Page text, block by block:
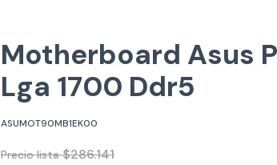
Motherboard Asus
Lga 1700 Ddr5
ASUMOT90MB1EK00
Precio lista $286.141